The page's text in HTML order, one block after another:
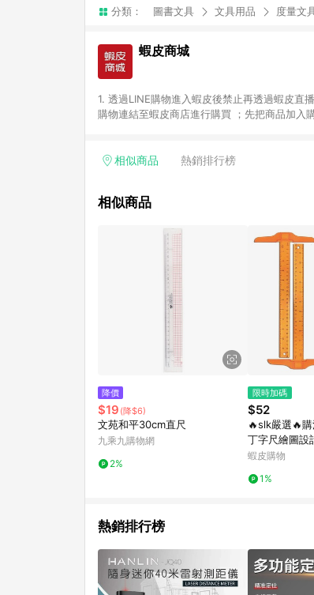
分類： 圖書文具 文具用品 度量文
蝦皮商城
1. 透過LINE購物進入蝦皮後禁止再透過蝦皮直
購物連結至蝦皮商店進行購買 ；先把商品加入
一歲以下嬰兒配方奶粉、醫療器材：回饋０
除折價券、運費與蝦幣後之最終金額進行計算
成不同筆訂單編號發送通知。 11. 若使用折價
購跳轉紀錄與蝦皮的會員ID進行綁定，若後續
首筆訂單會被蝦皮認列為該LINE用戶導購跳
進行導購，將可能導致無法收到導購通知，亦
LINE POINTS 點數回饋資格：使用非指定之
則者。 15. 若有贈點爭議，請務必於訂單日
饋。需檢附蝦皮訂單完成、LINE購物訂單記
合回饋資格」，則不受理此案件。 [注意事項] 1.如導購途中用戶由網頁版(電腦版/手機版網頁)切換為 App 會造成追蹤
中斷而無法進行 LINE POINTS 回饋 2.若購買過程中關閉蝦皮APP，則需重新透過LINE購物前往蝦皮商城，否則無法進
行LINE POINTS 回饋。 / 3.如用戶先前往蝦皮商城將商品加入購物車，後續透過LINE購物前往至蝦皮商城將購物車結
清，此方案將不列入 LINE Points 回饋 4.若因
條款與法律追訴之權利 5. LINE購物商品價格
系統盼為最終判定標準
相似商品 熱銷排行榜
相似商品
降價
$19 (降$6)
文苑和平30cm直尺
九乘九購物網
2%
限時加碼
$52
🔥slk嚴選🔥
丁字尺繪圖設
T字尺子公分
蝦皮購物
1%
熱銷排行榜